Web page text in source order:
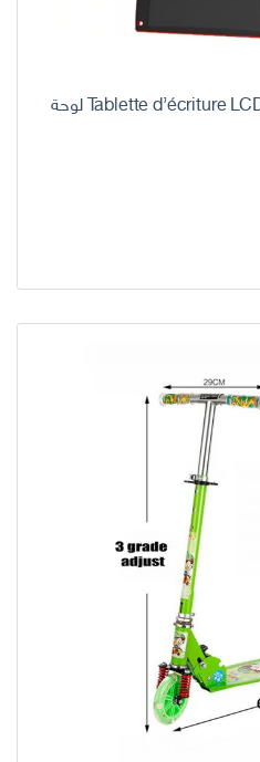
Tablette d’écriture LCD 8.5 Pouces pour enfants لوحة